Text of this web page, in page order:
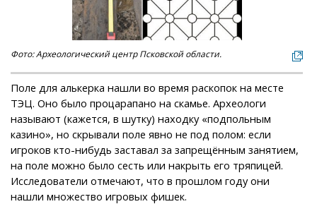
Фото: Археологический центр Псковской области.
Поле для алькерка нашли во время раскопок на месте
ТЭЦ. Оно было процарапано на скамье. Археологи
называют (кажется, в шутку) находку «подпольным
казино», но скрывали поле явно не под полом: если
игроков кто-нибудь заставал за запрещённым занятием,
на поле можно было сесть или накрыть его тряпицей.
Исследователи отмечают, что в прошлом году они
нашли множество игровых фишек.